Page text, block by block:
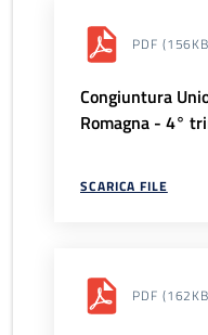
PDF
Congiuntura
Romagna - 4°
SCARICA FILE
PDF